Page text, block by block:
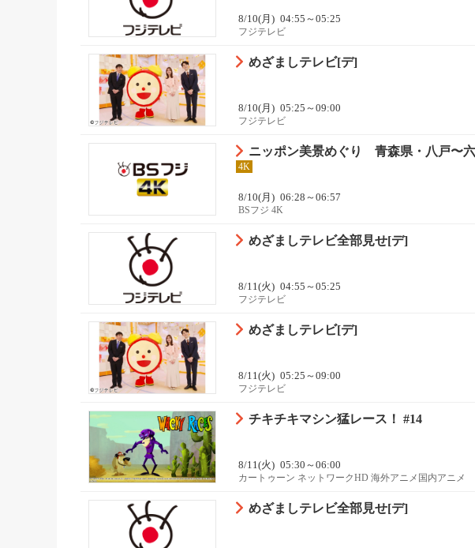
8/10(月) 04:55～05:25
フジテレビ
めざましテレビ[デ]
8/10(月) 05:25～09:00
フジテレビ
ニッポン美景めぐり 青森県・八戸〜
4K
8/10(月) 06:28～06:57
BSフジ 4K
めざましテレビ全部見せ[デ]
8/11(火) 04:55～05:25
フジテレビ
めざましテレビ[デ]
8/11(火) 05:25～09:00
フジテレビ
チキチキマシン猛レース！ #14
8/11(火) 05:30～06:00
カートゥーン ネットワークHD 海外アニメ国内アニメ
めざましテレビ全部見せ[デ]